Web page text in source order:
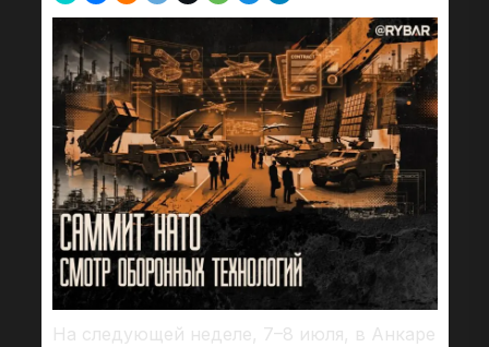
На следующей неделе, 7–8 июля, в Анкаре